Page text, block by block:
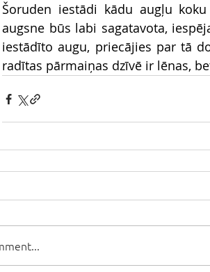
Šoruden iestādi kādu augļu
augsne būs labi sagatavota,
iestādīto augu, priecājies par tā
radītas pārmaiņas dzīvē ir lēnas,